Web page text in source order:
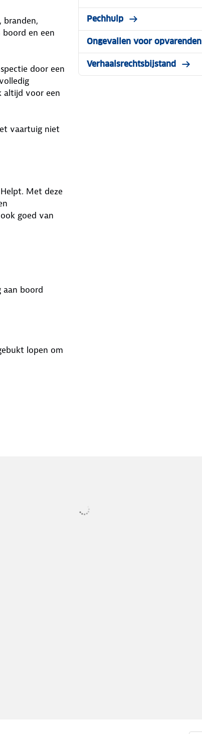
branden,
en een
door een
altijd voor een
vaartuig niet
Met deze
goed van
aan boord
lopen om
Pechhulp
Ongevallen voor opvarenden
Verhaalsrechtsbijstand